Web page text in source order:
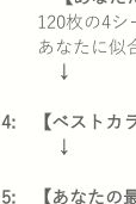
120枚の4シー
あなたに似合
↓
4: 【ベストカ
↓
5: 【あなたの